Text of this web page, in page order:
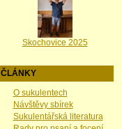
Skochovice 2025
ČLÁNKY
O sukulentech
Návštěvy sbírek
Sukulentářská literatura